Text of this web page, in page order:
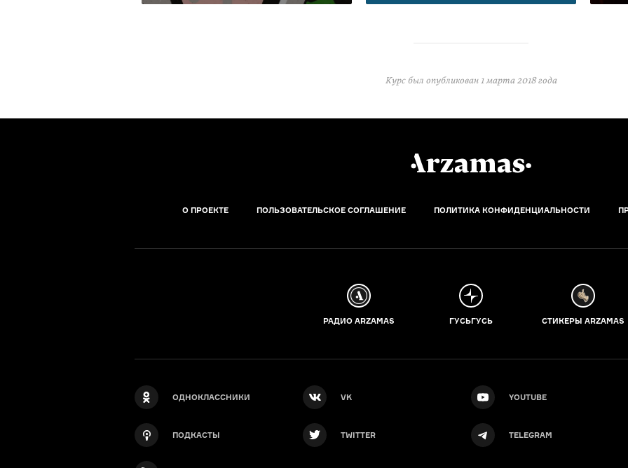
Курс был опубликован1 марта 2018 года
О ПРОЕКТЕ ПОЛЬЗОВАТЕЛЬСКОЕ СОГЛАШЕНИЕ ПОЛИТИКА КОНФИДЕНЦИАЛЬНОСТИ
РАДИО ARZAMAS ГУСЬГУСЬ СТИКЕРЫ ARZAMAS
ОДНОКЛАССНИКИ VK YOUTUBE
ПОДКАСТЫ TWITTER TELEGRAM